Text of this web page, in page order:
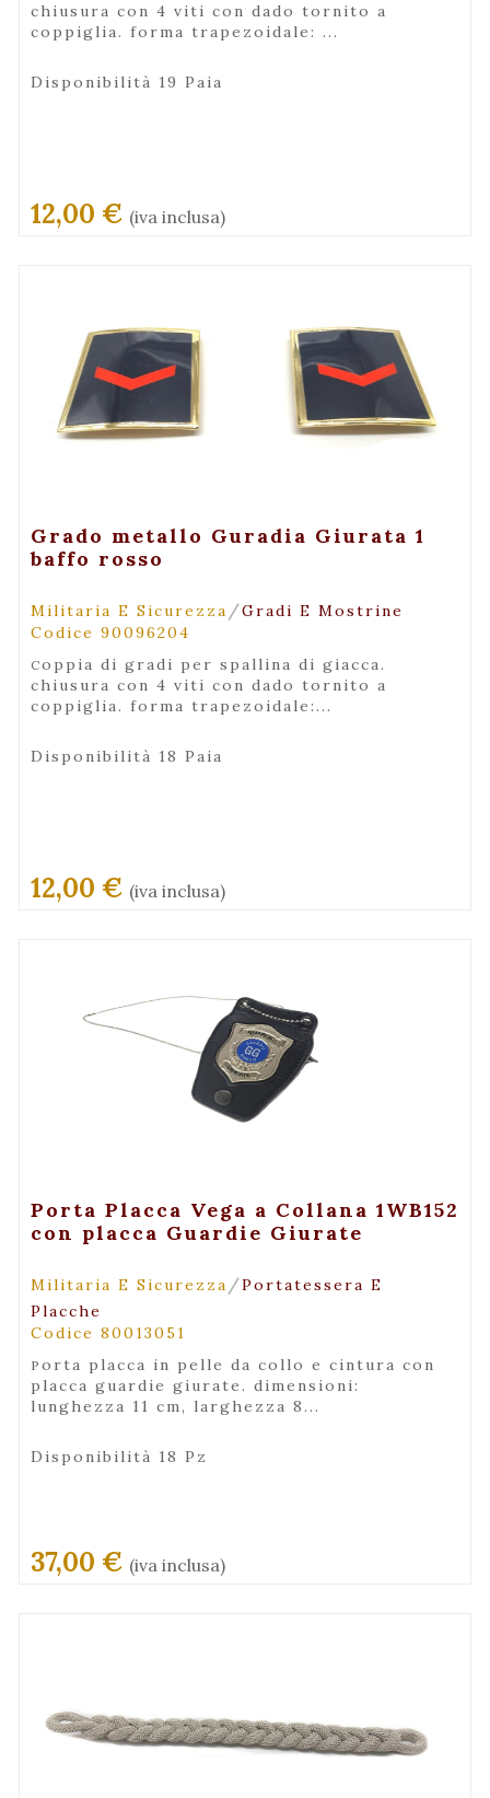
chiusura con 4 viti con dado tornito a
coppiglia. forma trapezoidale: ...
Disponibilità 19 Paia
12,00 € (iva inclusa)
+ Visualizza
Grado metallo Guradia Giurata 1
baffo rosso
Militaria E Sicurezza /Gradi E Mostrine
Codice 90096204
coppia di gradi per spallina di giacca.
chiusura con 4 viti con dado tornito a
coppiglia. forma trapezoidale:...
Disponibilità 18 Paia
12,00 € (iva inclusa)
+ Visualizza
Porta Placca Vega a Collana 1WB152
con placca Guardie Giurate
Militaria E Sicurezza /Portatessera E
Placche
Codice 80013051
porta placca in pelle da collo e cintura con
placca guardie giurate. dimensioni:
lunghezza 11 cm, larghezza 8...
Disponibilità 18 Pz
37,00 € (iva inclusa)